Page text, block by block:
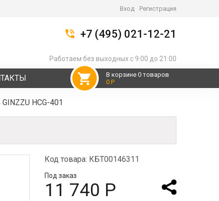
Вход Регистрация
+7 (495) 021-12-21
Работаем без выходных с 9:00 до 21:00
В корзине 0 товаров
0 Р
HCG-401
Код товара: КБТ00146311
Под заказ
11 740 Р